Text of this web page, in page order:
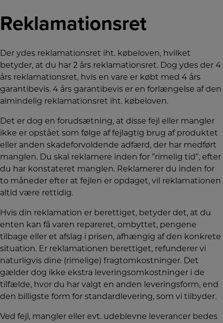
Reklamationsret
Der ydes reklamationsret iht. købeloven, hvilket
betyder, at du har 2 års reklamationsret. Dog ydes der 4
års reklamationsret, hvis en vare er købt med 4 års
garantibevis. 4 års garantibevis er en forlængelse af den
almindelig reklamationsret iht. købeloven.
Det er dog en forudsætning, at disse fejl eller mangler
ikke er opstået som følge af fejlagtig brug af produktet
eller anden skadeforvoldende adfærd, der har medført
manglen. Du skal reklamere inden for ”rimelig tid”, efter
du har konstateret manglen. Reklamerer du inden for
to måneder efter at fejlen er opdaget, vil reklamationen
altid være rettidig.
Hvis din reklamation er berettiget, betyder det, at du
enten kan få varen repareret, ombyttet, pengene
tilbage eller et afslag i prisen, afhængig af den konkrete
situation. Er reklamationen berettiget, refunderer vi
naturligvis dine (rimelige) fragtomkostninger. Det
gælder dog ikke ekstra leveringsomkostninger i de
tilfælde, hvor du har valgt en anden leveringsform, end
den billigste form for standardlevering, som vi tilbyder.
Ved fejl, mangler eller evt. udeblevne leverancer bedes